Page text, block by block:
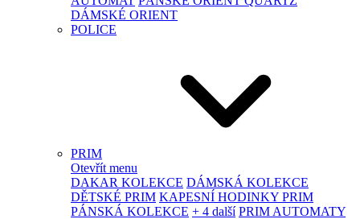
DÁMSKÉ ORIENT
POLICE
PRIM
Otevřít menu
DAKAR KOLEKCE DÁMSKÁ KOLEKCE
DĚTSKÉ PRIM KAPESNÍ HODINKY PRIM
PÁNSKÁ KOLEKCE + 4 další PRIM AUTOMATY